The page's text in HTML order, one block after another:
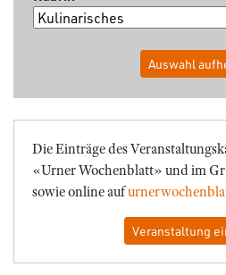
Auswahl
Die Einträge des
«Urner Wochenblatt» und im
sowie online auf
Veranstaltung